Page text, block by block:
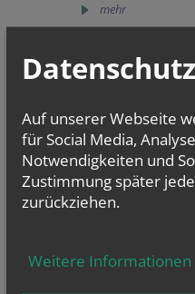
mehr
03. Bibel-Runde/
Hauptpl. 1
2560 - Berndorf
Pfarre St. Veit an
mehr
Auf unserer Webseite
für Social Media,
Notwendigkeiten und
Zustimmung später
zurückziehen.
Weitere Informationen